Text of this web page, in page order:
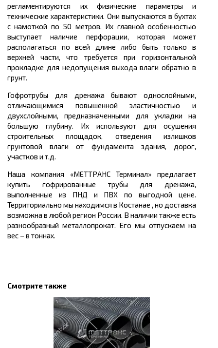
регламентируются их физические параметры и
технические характеристики. Они выпускаются в бухтах
с намоткой по 50 метров. Их главной особенностью
выступает наличие перфорации, которая может
располагаться по всей длине либо быть только в
верхней части, что требуется при горизонтальной
прокладке для недопущения выхода влаги обратно в
грунт.
Гофротрубы для дренажа бывают однослойными,
отличающимися повышенной эластичностью и
двухслойными, предназначенными для укладки на
большую глубину. Их используют для осушения
строительных площадок, отведения излишков
грунтовой влаги от фундамента здания, дорог,
участков и т.д.
Наша компания «МЕТТРАНС Терминал» предлагает
купить гофрированные трубы для дренажа,
выполненные из ПНД и ПВХ по выгодной цене.
Территориально мы находимся в Костанае , но доставка
возможна в любой регион России. В наличии также есть
разнообразный металлопрокат. Его мы отпускаем на
вес – в тоннах.
Смотрите также